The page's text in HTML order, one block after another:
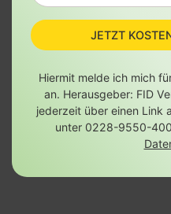
JETZT
Hiermit melde ich mich
an. Herausgeber: FID
jederzeit über einen Link
unter 0228-9550-